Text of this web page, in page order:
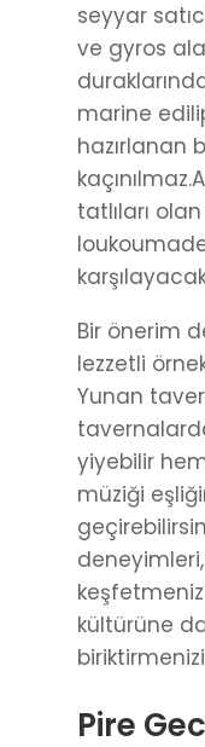
seyyar
ve gyros
marine
hazırlanan
tatlıları
Bir önerim
lezzetli
Yunan
yiyebilir
müziği
kültürüne
Pire